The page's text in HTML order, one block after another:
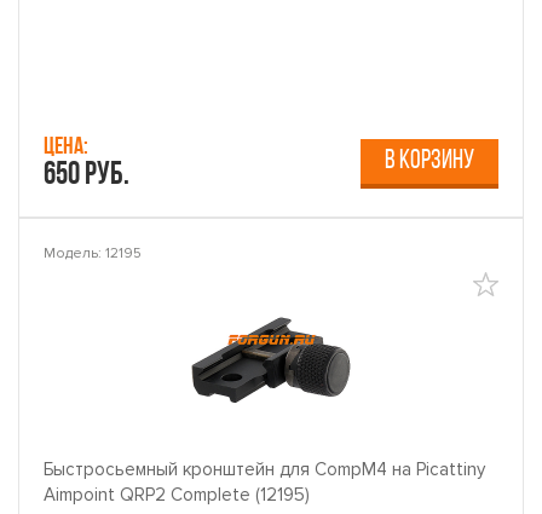
Цена:
650 руб. В КОРЗИНУ
Модель: 12195
Быстросьемный кронштейн для CompM4 на Picattiny
Aimpoint QRP2 Complete (12195)